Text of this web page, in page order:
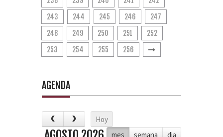
243
244 245 246
247
248
249 250 251
252
253
254 255 256
AGENDA
Hoy
mes
semana dia